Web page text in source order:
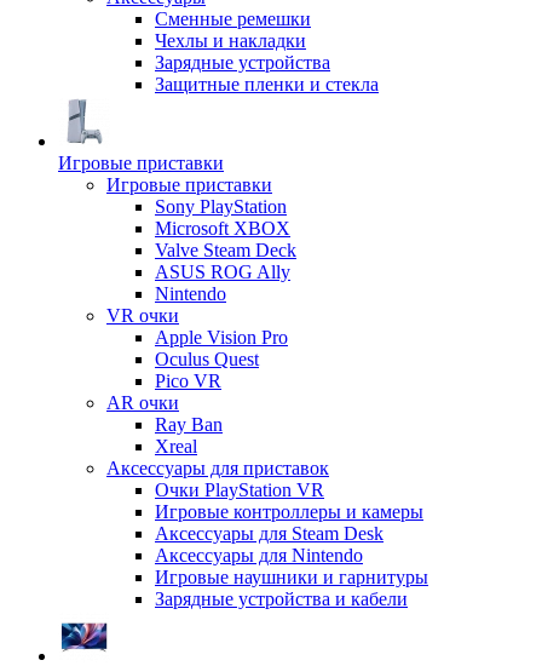
Сменные ремешки
Чехлы и накладки
Зарядные устройства
Защитные пленки и стекла
Игровые приставки
Игровые приставки
Sony PlayStation
Microsoft XBOX
Valve Steam Deck
ASUS ROG Ally
Nintendo
VR очки
Apple Vision Pro
Oculus Quest
Pico VR
AR очки
Ray Ban
Xreal
Аксессуары для приставок
Очки PlayStation VR
Игровые контроллеры и камеры
Аксессуары для Steam Desk
Аксессуары для Nintendo
Игровые наушники и гарнитуры
Зарядные устройства и кабели